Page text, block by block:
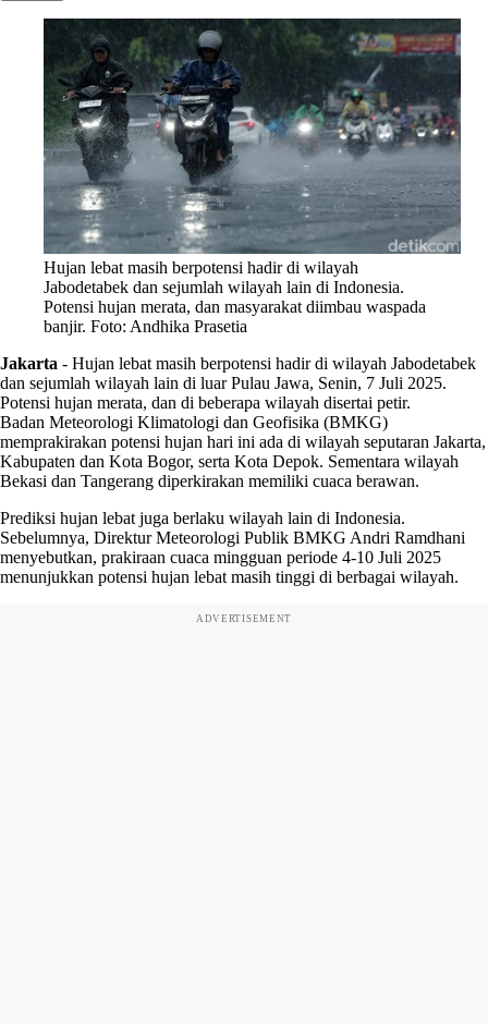
Hujan lebat masih berpotensi hadir di wilayah
Jabodetabek dan sejumlah wilayah lain di Indonesia.
Potensi hujan merata, dan masyarakat diimbau waspada
banjir. Foto: Andhika Prasetia
Jakarta - Hujan lebat masih berpotensi hadir di wilayah Jabodetabek
dan sejumlah wilayah lain di luar Pulau Jawa, Senin, 7 Juli 2025.
Potensi hujan merata, dan di beberapa wilayah disertai petir.
Badan Meteorologi Klimatologi dan Geofisika (BMKG)
memprakirakan potensi hujan hari ini ada di wilayah seputaran Jakarta,
Kabupaten dan Kota Bogor, serta Kota Depok. Sementara wilayah
Bekasi dan Tangerang diperkirakan memiliki cuaca berawan.
Prediksi hujan lebat juga berlaku wilayah lain di Indonesia.
Sebelumnya, Direktur Meteorologi Publik BMKG Andri Ramdhani
menyebutkan, prakiraan cuaca mingguan periode 4-10 Juli 2025
menunjukkan potensi hujan lebat masih tinggi di berbagai wilayah.
ADVERTISEMENT